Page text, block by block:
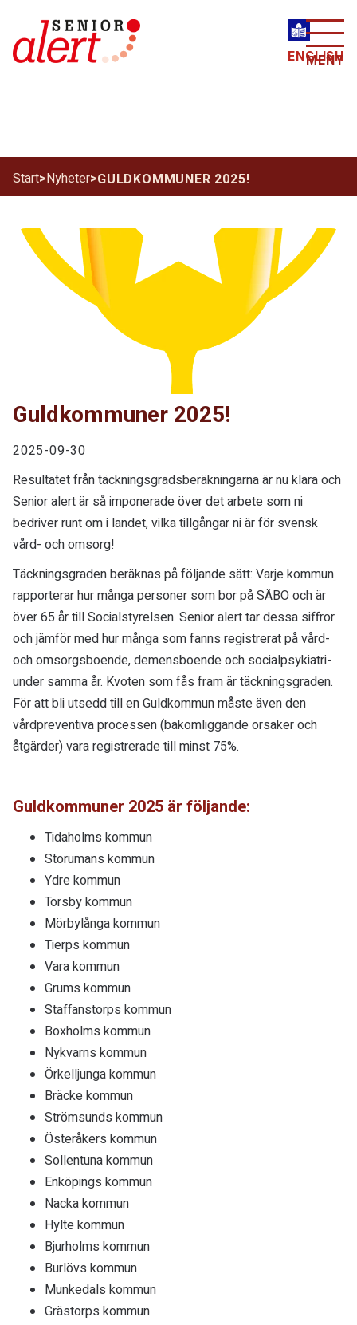
ENGLISH
MENY
Start>Nyheter>GULDKOMMUNER 2025!
Guldkommuner 2025!
2025-09-30
Resultatet från täckningsgradsberäkningarna är nu klara och
Senior alert är så imponerade över det arbete som ni
bedriver runt om i landet, vilka tillgångar ni är för svensk
vård- och omsorg!
Täckningsgraden beräknas på följande sätt: Varje kommun
rapporterar hur många personer som bor på SÄBO och är
över 65 år till Socialstyrelsen. Senior alert tar dessa siffror
och jämför med hur många som fanns registrerat på vård-
och omsorgsboende, demensboende och socialpsykiatri-
under samma år. Kvoten som fås fram är täckningsgraden.
För att bli utsedd till en Guldkommun måste även den
vårdpreventiva processen (bakomliggande orsaker och
åtgärder) vara registrerade till minst 75%.
Guldkommuner 2025 är följande:
Tidaholms kommun
Storumans kommun
Ydre kommun
Torsby kommun
Mörbylånga kommun
Tierps kommun
Vara kommun
Grums kommun
Staffanstorps kommun
Boxholms kommun
Nykvarns kommun
Örkelljunga kommun
Bräcke kommun
Strömsunds kommun
Österåkers kommun
Sollentuna kommun
Enköpings kommun
Nacka kommun
Hylte kommun
Bjurholms kommun
Burlövs kommun
Munkedals kommun
Grästorps kommun